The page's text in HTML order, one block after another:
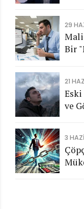
29
Mali
Bir
21
ve
3